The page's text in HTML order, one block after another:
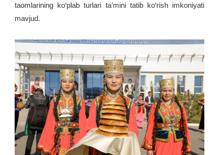
taomlarining ko‘plab turlari ta’mini tatib ko‘rish imkoniyati
mavjud.